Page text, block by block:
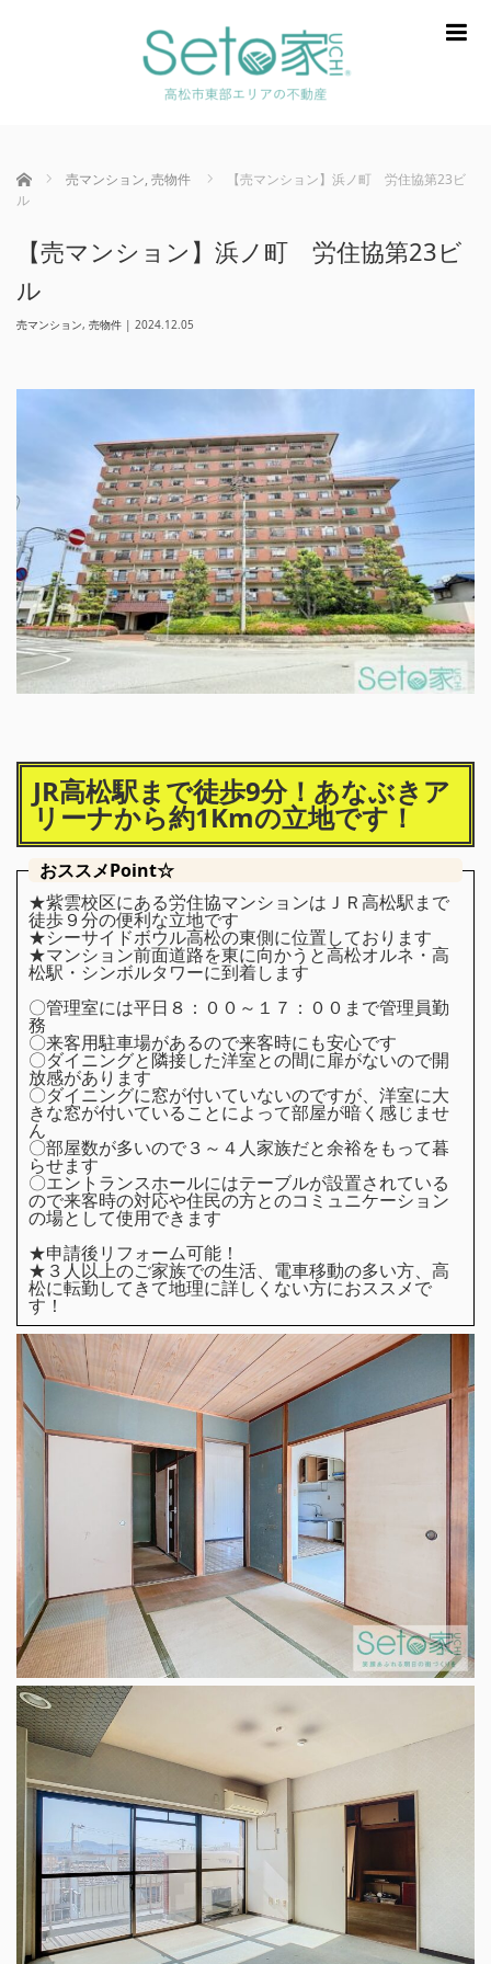
ホーム 売マンション, 売物件
【売マンション】浜ノ町 労住協第23ビ
ル
【売マンション】浜ノ町 労住協第23ビ
ル
売マンション, 売物件 | 2024.12.05
JR高松駅まで徒歩9分！あなぶきア
リーナから約1Kmの立地です！
おススメPoint☆
★紫雲校区にある労住協マンションはＪＲ高松駅まで
徒歩９分の便利な立地です
★シーサイドボウル高松の東側に位置しております
★マンション前面道路を東に向かうと高松オルネ・高
松駅・シンボルタワーに到着します
〇管理室には平日８：００～１７：００まで管理員勤
務
〇来客用駐車場があるので来客時にも安心です
〇ダイニングと隣接した洋室との間に扉がないので開
放感があります
〇ダイニングに窓が付いていないのですが、洋室に大
きな窓が付いていることによって部屋が暗く感じませ
ん
〇部屋数が多いので３～４人家族だと余裕をもって暮
らせます
〇エントランスホールにはテーブルが設置されている
ので来客時の対応や住民の方とのコミュニケーション
の場として使用できます
★申請後リフォーム可能！
★３人以上のご家族での生活、電車移動の多い方、高
松に転勤してきて地理に詳しくない方におススメで
す！